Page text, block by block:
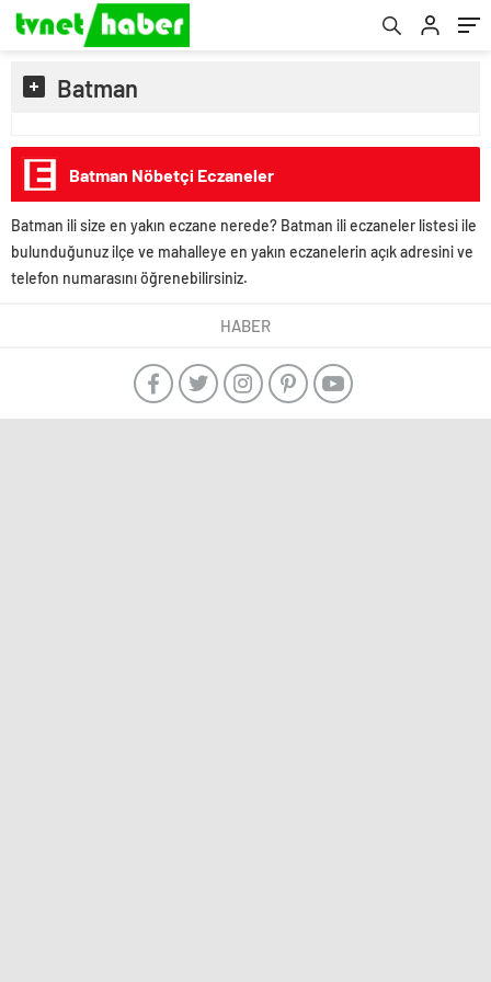
Batman
Batman Nöbetçi Eczaneler
Batman ili size en yakın eczane nerede? Batman ili eczaneler listesi ile
bulunduğunuz ilçe ve mahalleye en yakın eczanelerin açık adresini ve
telefon numarasını öğrenebilirsiniz.
HABER